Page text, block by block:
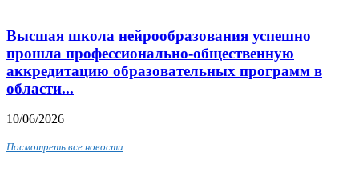
Высшая школа нейрообразования успешно
прошла профессионально-общественную
аккредитацию образовательных программ в
области...
10/06/2026
Посмотреть все новости